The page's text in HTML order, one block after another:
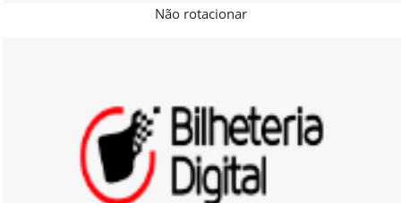
Não rotacionar